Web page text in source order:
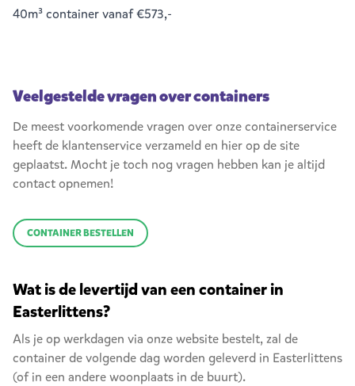
40m³ containervanaf €573,-
Veelgestelde vragen over containers
De meest voorkomende vragen over onze containerservice
heeft de klantenservice verzameld en hier op de site
geplaatst. Mocht je toch nog vragen hebben kan je altijd
contact opnemen!
CONTAINER BESTELLEN
Wat is de levertijd van een container in
Easterlittens?
Als je op werkdagen via onze website bestelt, zal de
container de volgende dag worden geleverd in Easterlittens
(of in een andere woonplaats in de buurt).